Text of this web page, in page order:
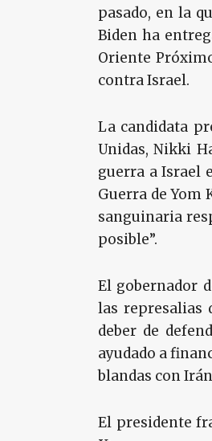
pasado, en la
Biden ha
Oriente
contra Israel.
La candidata
Unidas, Nikki
guerra a Israel
Guerra de Yom
sanguinaria
posible”.
El gobernador
las represalias
deber de
ayudado a
blandas con
El presidente